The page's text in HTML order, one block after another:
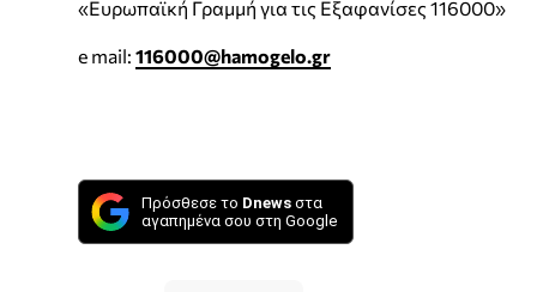
«Ευρωπαϊκή Γραμμή για τις Εξαφανίσες 116000»
e mail: 116000@hamogelo.gr
Πρόσθεσε το Dnews στα
αγαπημένα σου στη Google